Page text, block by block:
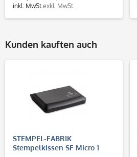
inkl. MwSt. exkl. MwSt.
Kunden kauften auch
STEMPEL-FABRIK
Stempelkissen SF Micro 1